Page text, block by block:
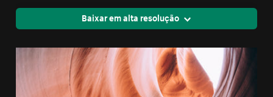
Baixar em alta resolução